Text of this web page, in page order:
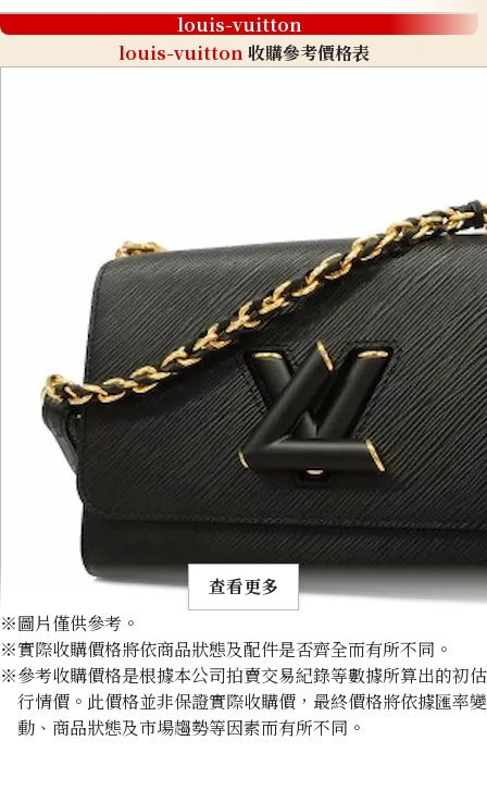
louis-vuitton
louis-vuitton 收購參考價格表
Louis Vuitton Epi Twist MM Shoulder Bag M57517
查看更多
※圖片僅供參考。
※實際收購價格將依商品狀態及配件是否齊全而有所不同。
※參考收購價格是根據本公司拍賣交易紀錄等數據所算出的初估
行情價。此價格並非保證實際收購價，最終價格將依據匯率變
動、商品狀態及市場趨勢等因素而有所不同。